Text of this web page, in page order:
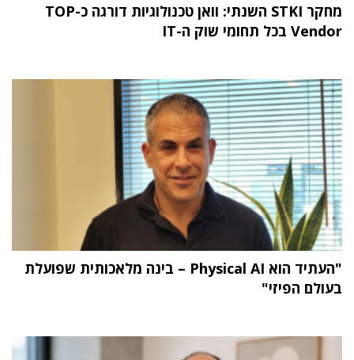
מחקר STKI השנתי: וואן טכנולוגיות דורגה כ-TOP
Vendor בכל תחומי שוק ה-IT
"העתיד הוא Physical AI – בינה מלאכותית שפועלת
בעולם הפיזי"